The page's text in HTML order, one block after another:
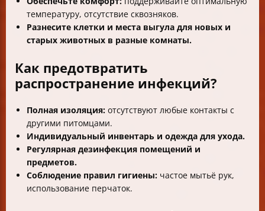
температуру, отсутствие сквозняков.
Разнесите клетки и места выгула для новых и
старых животных в разные комнаты.
Как предотвратить
распространение инфекций?
Полная изоляция: отсутствуют любые контакты с
другими питомцами.
Индивидуальный инвентарь и одежда для ухода.
Регулярная дезинфекция помещений и
предметов.
Соблюдение правил гигиены: частое мытьё рук,
использование перчаток.